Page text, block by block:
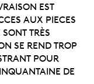
EST
AUX PIECES
TRÈS
SE REND TROP
POUR
DE